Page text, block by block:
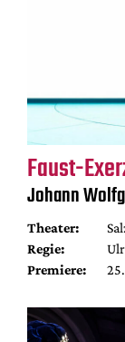
Faust-
Johann
Theater:
Regie:
Premiere: